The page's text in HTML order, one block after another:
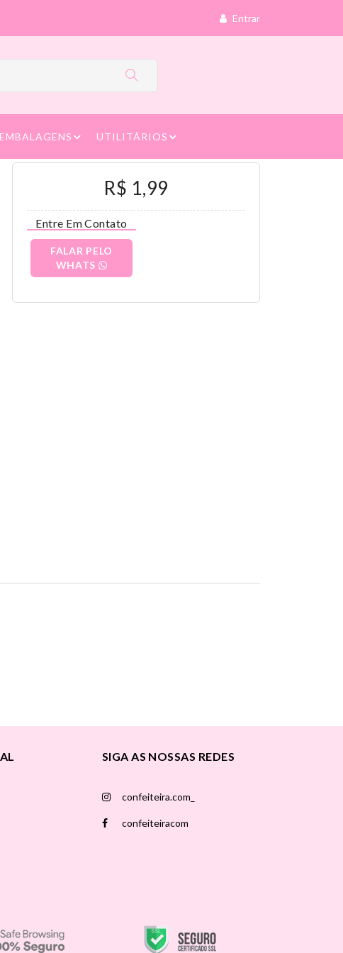
Entrar
EMBALAGENS UTILITÁRIOS
R$ 1,99
Entre Em Contato
FALAR PELO
WHATS
SIGA AS NOSSAS REDES
confeiteira.com_
confeiteiracom